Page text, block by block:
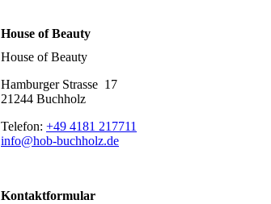
House of Beauty
House of Beauty
Hamburger Strasse 17
21244 Buchholz
Telefon: +49 4181 217711
info@hob-buchholz.de
Kontaktformular